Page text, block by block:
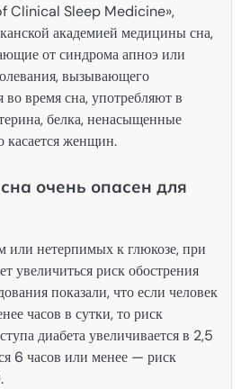
Clinical Sleep Medicine»,
академией медицины сна,
от синдрома апноэ или
вызывающего
время сна, употребляют в
белка, ненасыщенные
женщин.
очень опасен для
или нетерпимых к глюкозе, при
увеличиться риск обострения
показали, что если человек
часов в сутки, то риск
диабета увеличивается в 2,5
6 часов или менее — риск